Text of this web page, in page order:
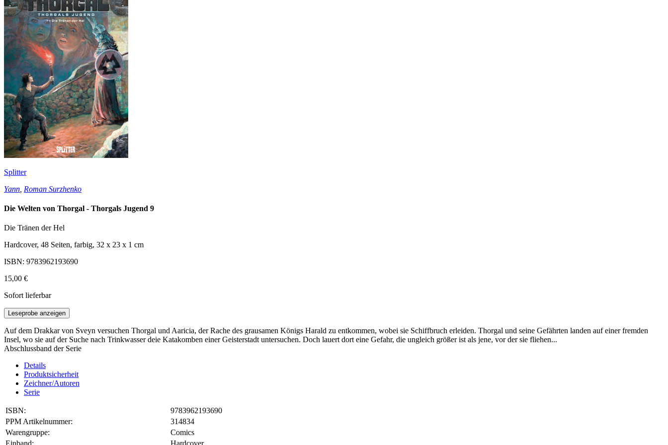
Splitter
Yann Roman Surzhenko
Die Welten von Thorgal - Thorgals Jugend 9
Die Tränen der Hel
Hardcover, 48 Seiten, farbig, 32 x 23 x 1 cm
ISBN: 9783962193690
15,00 €
Sofort lieferbar
Leseprobe anzeigen
Auf dem Drakkar von Sveyn versuchen Thorgal und Aaricia, der Rache des grausamen Königs Harald zu entkommen, wobei sie Schiffbruch erleiden. Thorgal und seine Gefährten landen auf einer fremden
Insel, wo sie auf der Suche nach Trinkwasser deie Katakomben einer Geisterstadt untersuchen. Doch lauert dort eine Gefahr, die ungleich größer ist als jene, vor der sie fliehen...
Abschlussband der Serie
Details
Produktsicherheit
Zeichner/Autoren
Serie
ISBN:
9783962193690
PPM Artikelnummer:
314834
Warengruppe:
Comics